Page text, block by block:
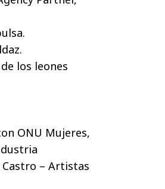
los leones
ONU Mujeres,
Castro – Artistas